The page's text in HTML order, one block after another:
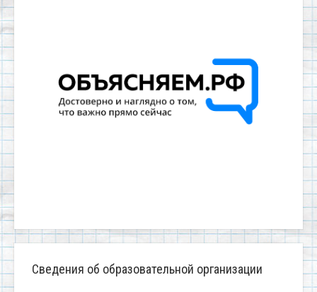
Сведения об образовательной организации